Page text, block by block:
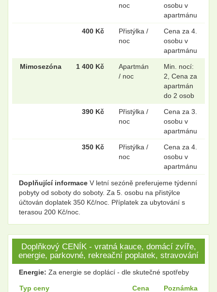
noc
osobu v
apartmánu
400 Kč
Přistýlka /
noc
Cena za 4.
osobu v
apartmánu
Mimosezóna 1 400 Kč
Apartmán
/ noc
Min. nocí:
2, Cena za
apartmán
do 2 osob
390 Kč
Přistýlka /
noc
Cena za 3.
osobu v
apartmánu
350 Kč
Přistýlka /
noc
Cena za 4.
osobu v
apartmánu
Doplňující informace V letní sezóně preferujeme týdenní
pobyty od soboty do soboty. Za 5. osobu na přistýlce
účtován doplatek 350 Kč/noc. Příplatek za ubytování s
terasou 200 Kč/noc.
Doplňkový CENÍK - vratná kauce, domácí zvíře,
energie, parkovné, rekreační poplatek, stravování
Energie: Za energie se doplácí - dle skutečné spotřeby
Typ ceny Cena Poznámka